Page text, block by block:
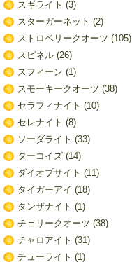
スギライト (3)
スターガーネット (2)
ストロベリークオーツ (105)
スピネル(26)
スフィーン (1)
スモーキークオーツ (38)
セラフィナイト (10)
セレナイト (8)
ソーダライト (33)
ターコイズ(14)
ダイオプサイト (11)
タイガーアイ (18)
タンザナイト (1)
チェリークオーツ (38)
チャロアイト (31)
チューライト (1)